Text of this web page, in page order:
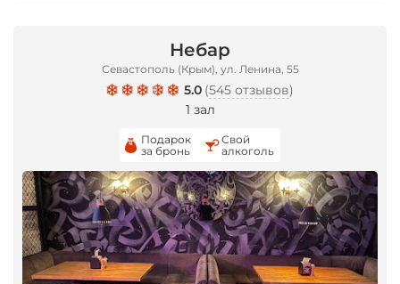
Небар
Севастополь (Крым), ул. Ленина, 55
5.0 (545 отзывов)
1 зал
Подарок
за бронь
Свой
алкоголь